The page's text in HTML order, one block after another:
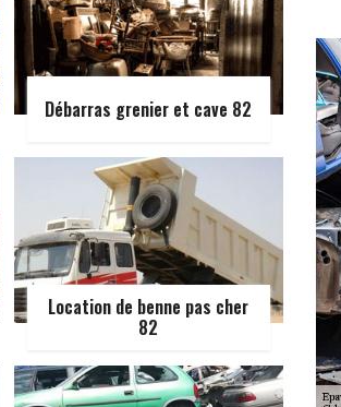
Débarras grenier et cave 82
Location de benne pas cher
82